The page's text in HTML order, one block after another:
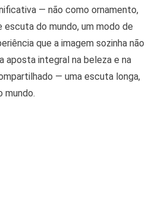
— não como ornamento,
do mundo, um modo de
que a imagem sozinha não
aposta integral na beleza e na
— uma escuta longa,
mundo.